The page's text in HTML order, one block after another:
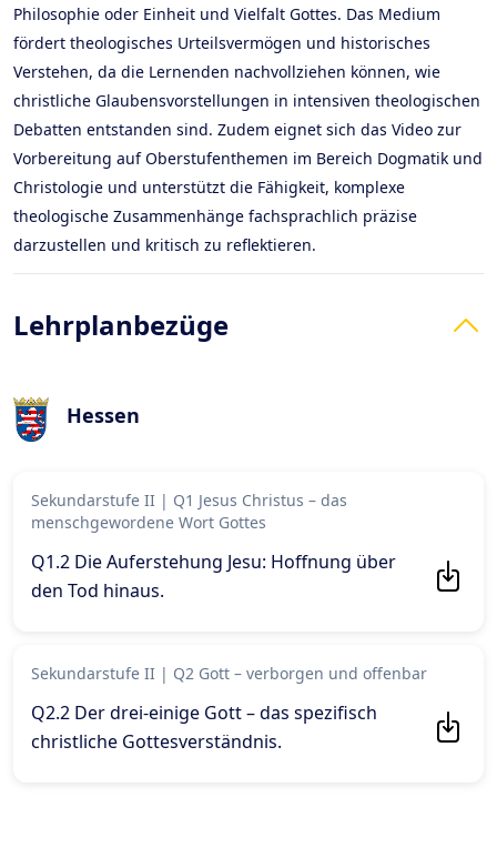
Philosophie oder Einheit und Vielfalt Gottes. Das Medium
fördert theologisches Urteilsvermögen und historisches
Verstehen, da die Lernenden nachvollziehen können, wie
christliche Glaubensvorstellungen in intensiven theologischen
Debatten entstanden sind. Zudem eignet sich das Video zur
Vorbereitung auf Oberstufenthemen im Bereich Dogmatik und
Christologie und unterstützt die Fähigkeit, komplexe
theologische Zusammenhänge fachsprachlich präzise
darzustellen und kritisch zu reflektieren.
Lehrplanbezüge
Hessen
Sekundarstufe II | Q1 Jesus Christus – das
menschgewordene Wort Gottes
Q1.2 Die Auferstehung Jesu: Hoffnung über
den Tod hinaus.
Sekundarstufe II | Q2 Gott – verborgen und offenbar
Q2.2 Der drei-einige Gott – das spezifisch
christliche Gottesverständnis.